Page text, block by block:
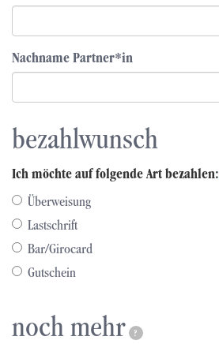
Nachname Partner*in
bezahlwunsch
Ich möchte auf folgende Art bezahlen:
Überweisung
Lastschrift
Bar/Girocard
Gutschein
noch mehr ?